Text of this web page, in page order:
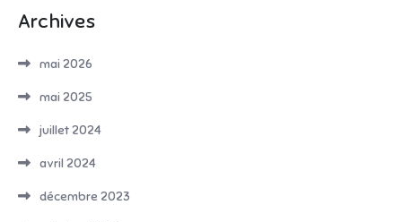
Archives
mai 2026
mai 2025
juillet 2024
avril 2024
décembre 2023